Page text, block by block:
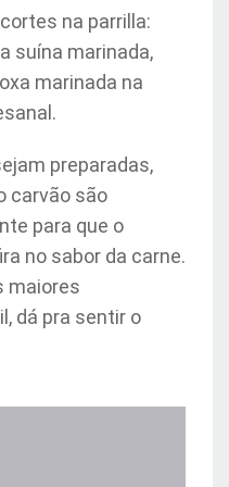
na parrilla:
suína marinada,
marinada na
preparadas,
carvão são
para que o
no sabor da carne.
maiores
dá pra sentir o